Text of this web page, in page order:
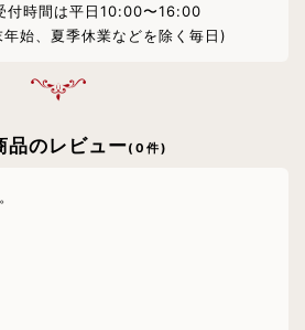
付時間は平日10:00〜16:00
始、夏季休業などを除く毎日)
品のレビュー(0件)